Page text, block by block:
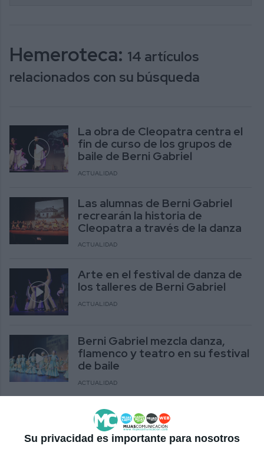
Su privacidad es importante para nosotros
Hemeroteca: 14 artículos
relacionados con su búsqueda
La obra de Cleopatra centra el
fin de curso de los grupos de
baile de Berni Gabriel
ACTUALIDAD
Las alumnas de Berni Gabriel
recrearán la historia de
Cleopatra a través de la danza
ACTUALIDAD
Arte en el festival de danza de
los talleres de Berni Gabriel
ACTUALIDAD
Berni Gabriel mezcla danza,
flamenco y teatro en su festival
de baile
ACTUALIDAD
El Teatro Manuel España acoge
el domingo el festival de danza
de Berni Gabriel